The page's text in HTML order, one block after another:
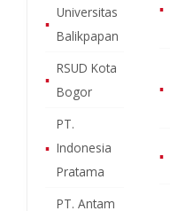
▪
Universitas
Balikpapan
▪
RSUD Kota
Bogor
▪
PT.
Indonesia
Pratama
PT. Antam
▪
▪
▪